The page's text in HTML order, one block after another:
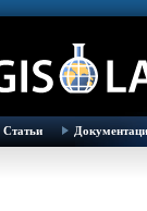
Статьи